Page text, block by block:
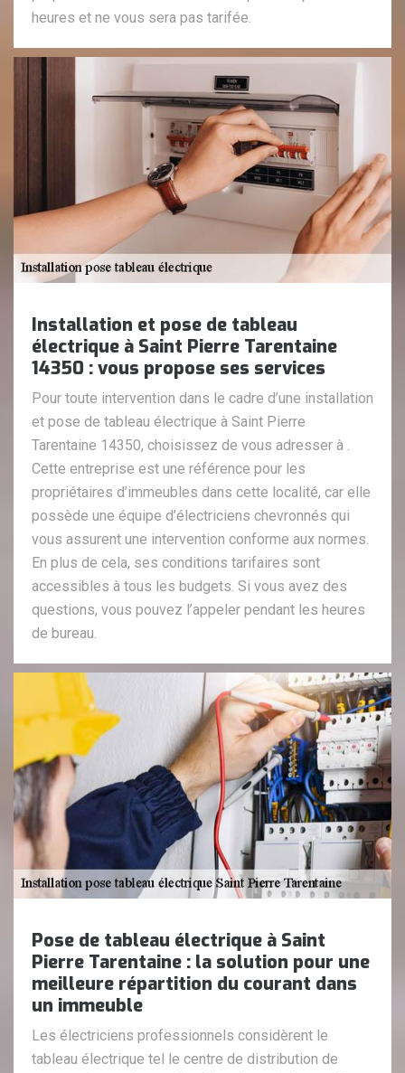
heures et ne vous sera pas tarifée.
Installation et pose de tableau
électrique à Saint Pierre Tarentaine
14350 : vous propose ses services
Pour toute intervention dans le cadre d’une installation
et pose de tableau électrique à Saint Pierre
Tarentaine 14350, choisissez de vous adresser à .
Cette entreprise est une référence pour les
propriétaires d’immeubles dans cette localité, car elle
possède une équipe d’électriciens chevronnés qui
vous assurent une intervention conforme aux normes.
En plus de cela, ses conditions tarifaires sont
accessibles à tous les budgets. Si vous avez des
questions, vous pouvez l’appeler pendant les heures
de bureau.
Pose de tableau électrique à Saint
Pierre Tarentaine : la solution pour une
meilleure répartition du courant dans
un immeuble
Les électriciens professionnels considèrent le
tableau électrique tel le centre de distribution de